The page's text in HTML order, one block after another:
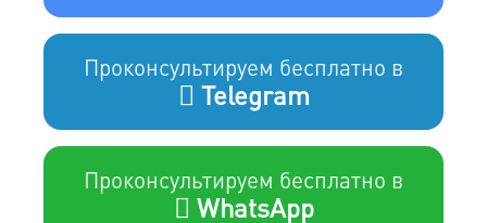
Проконсультируем бесплатно в
Telegram
Проконсультируем бесплатно в
WhatsApp